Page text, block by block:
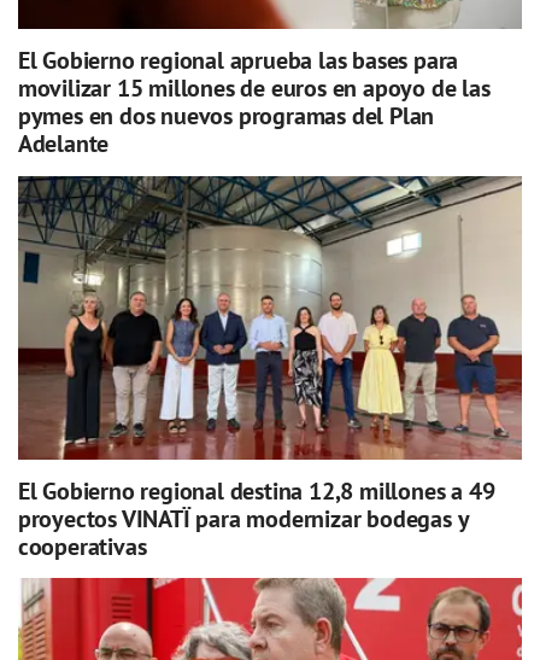
El Gobierno regional aprueba las bases para
movilizar 15 millones de euros en apoyo de las
pymes en dos nuevos programas del Plan
Adelante
El Gobierno regional destina 12,8 millones a 49
proyectos VINATÏ para modernizar bodegas y
cooperativas